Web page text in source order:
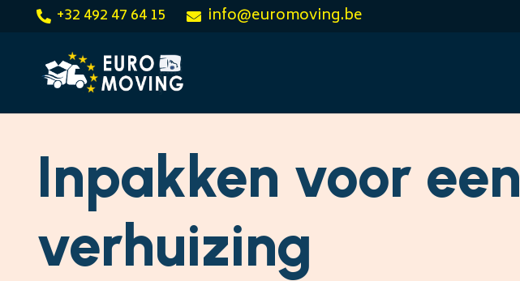
+32 492 47 64 15 info@euromoving.be
Inpakken voor een
verhuizing